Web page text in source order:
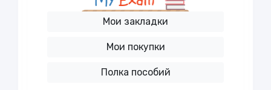
Мои закладки
Мои покупки
Полка пособий